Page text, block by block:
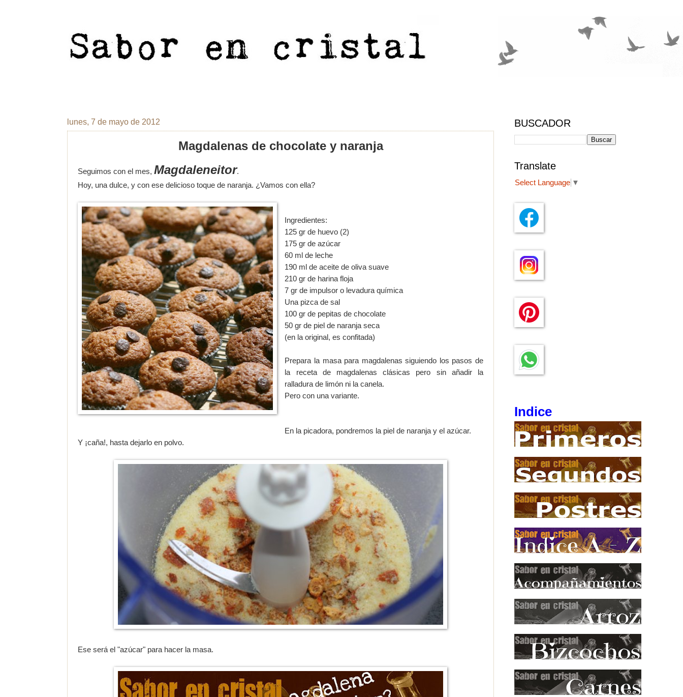
lunes, 7 de mayo de 2012
Magdalenas de chocolate y naranja
Seguimos con el mes, Magdaleneitor.
Hoy, una dulce, y con ese delicioso toque de naranja. ¿Vamos con ella?
Ingredientes:
125 gr de huevo (2)
175 gr de azúcar
60 ml de leche
190 ml de aceite de oliva suave
210 gr de harina floja
7 gr de impulsor o levadura química
Una pizca de sal
100 gr de pepitas de chocolate
50 gr de piel de naranja seca
(en la original, es confitada)
Prepara la masa para magdalenas siguiendo los pasos de
la receta de magdalenas clásicas pero sin añadir la
ralladura de limón ni la canela.
Pero con una variante.
En la picadora, pondremos la piel de naranja y el azúcar.
Y ¡caña!, hasta dejarlo en polvo.
Ese será el "azúcar" para hacer la masa.
BUSCADOR
Translate
Select Language ▼
Indice